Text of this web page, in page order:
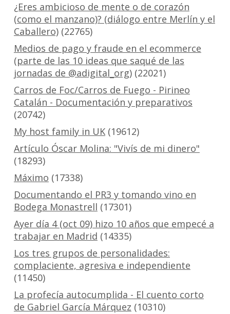
¿Eres ambicioso de mente o de corazón
(como el manzano)? (diálogo entre Merlín y el
Caballero)(22765)
Medios de pago y fraude en el ecommerce
(parte de las 10 ideas que saqué de las
jornadas de @adigital_org)(22021)
Carros de Foc/Carros de Fuego - Pirineo
Catalán - Documentación y preparativos
(20742)
My host family in UK(19612)
Artículo Óscar Molina: "Vivís de mi dinero"
(18293)
Máximo (17338)
Documentando el PR3 y tomando vino en
Bodega Monastrell (17301)
Ayer día 4 (oct 09) hizo 10 años que empecé a
trabajar en Madrid (14335)
Los tres grupos de personalidades:
complaciente, agresiva e independiente
(11450)
La profecía autocumplida - El cuento corto
de Gabriel García Márquez (10310)